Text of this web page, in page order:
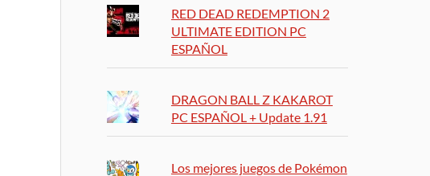
RED DEAD REDEMPTION 2
ULTIMATE EDITION PC
ESPAÑOL
DRAGON BALL Z KAKAROT
PC ESPAÑOL + Update 1.91
Los mejores juegos de Pokémon